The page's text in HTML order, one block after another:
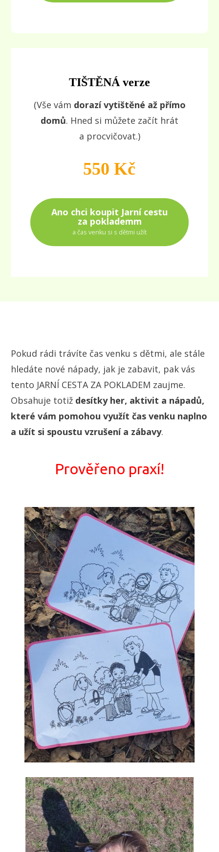
TIŠTĚNÁ verze
(Vše vám dorazí vytištěné až přímo
domů. Hned si můžete začít hrát
a procvičovat.)
550 Kč
Ano chci koupit Jarní cestu
za poklademm
a čas venku si s dětmi užít
Pokud rádi trávíte čas venku s dětmi, ale stále
hledáte nové nápady, jak je zabavit, pak vás
tento JARNÍ CESTA ZA POKLADEM zaujme.
Obsahuje totiž desítky her, aktivit a nápadů,
které vám pomohou využít čas venku naplno
a užít si spoustu vzrušení a zábavy.
Prověřeno praxí!